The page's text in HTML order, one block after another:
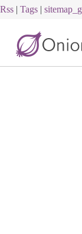
Rss | Tags |